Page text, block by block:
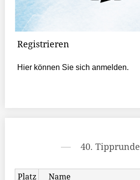
Registrieren
Hier können Sie sich anmelden.
40. Tipprunde
Platz Name